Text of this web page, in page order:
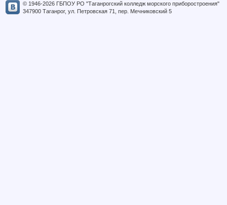
© 1946-2026 ГБПОУ РО "Таганрогский колледж морского приборостроения"
347900 Таганрог, ул. Петровская 71, пер. Мечниковский 5